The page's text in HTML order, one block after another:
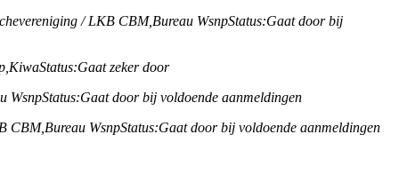
/ LKB CBM, Bureau WsnpStatus:Gaat door bij
KiwaStatus:Gaat zeker door
WsnpStatus:Gaat door bij voldoende aanmeldingen
CBM, Bureau WsnpStatus:Gaat door bij voldoende aanmeldingen